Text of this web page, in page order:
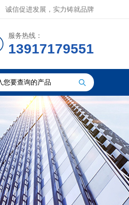
诚信促进发展，实力铸就品牌
服务热线：
13917179551